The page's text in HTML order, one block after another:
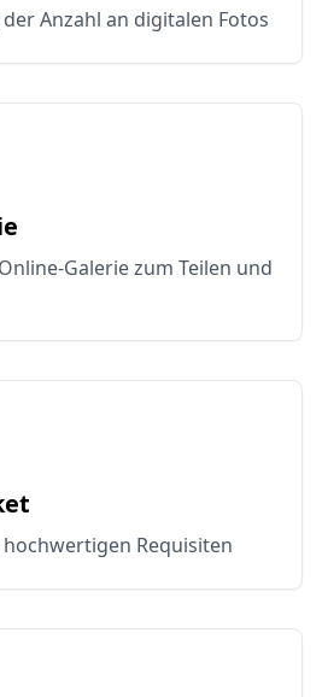
Anzahl an digitalen Fotos
Galerie zum Teilen und
Requisiten